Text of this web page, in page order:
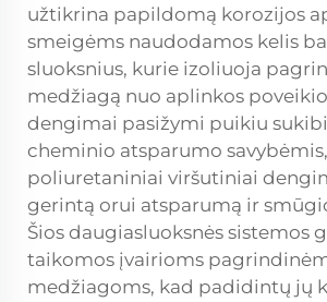
užtikrina papildomą korozijos
smeigėms naudodamos kelis
sluoksnius, kurie izoliuoja
medžiagą nuo aplinkos
dengimai pasižymi puikiu
cheminio atsparumo
poliuretaniniai viršutiniai
gerintą orui atsparumą ir
Šios daugiasluoksnės sistemos
taikomos įvairioms
medžiagoms, kad padidintų jų